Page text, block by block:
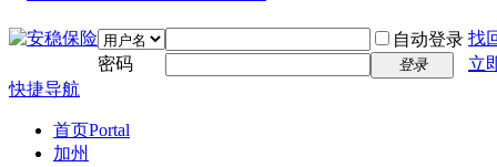
自动登录 找
密码
登录
立
快捷导航
首页Portal
加州